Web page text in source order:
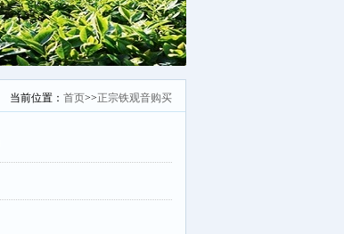
当前位置： 首页>>正宗铁观音购买